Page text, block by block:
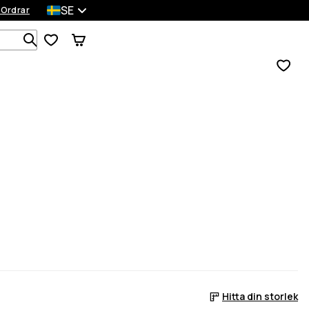
SE
Sök bland 1 000+ produkter
Hitta din storlek